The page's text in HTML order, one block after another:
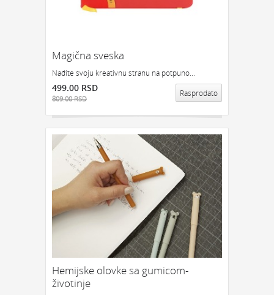
Magična sveska
Nađite svoju kreativnu stranu na potpuno...
499.00 RSD
809.00 RSD
Rasprodato
Hemijske olovke sa gumicom-
životinje